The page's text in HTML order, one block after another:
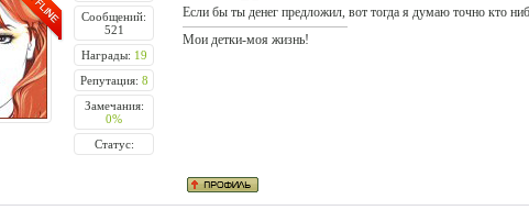
Сообщений:
521
Награды: 19
Репутация: 8
Замечания:
0%
Статус:
Если бы ты денег предложил, вот тогда я думаю точно кто
Мои детки-моя жизнь!